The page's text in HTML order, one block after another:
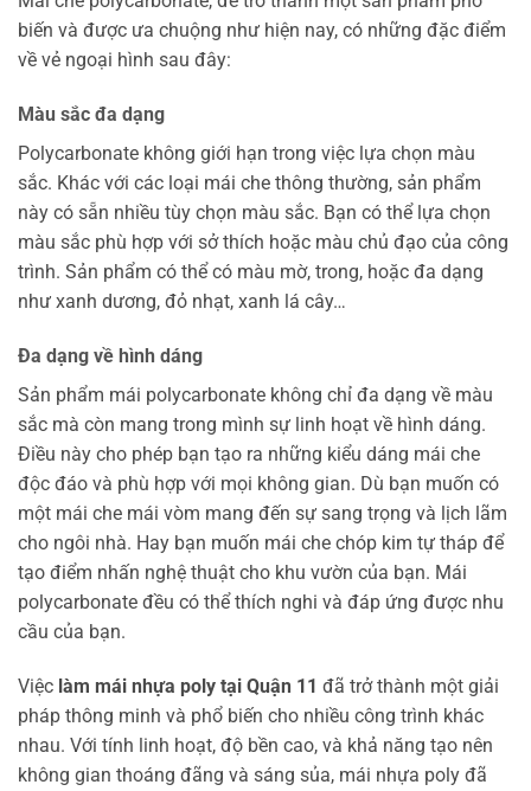
biến và được ưa chuộng như hiện nay, có những đặc điểm
về vẻ ngoại hình sau đây:
Màu sắc đa dạng
Polycarbonate không giới hạn trong việc lựa chọn màu
sắc. Khác với các loại mái che thông thường, sản phẩm
này có sẵn nhiều tùy chọn màu sắc. Bạn có thể lựa chọn
màu sắc phù hợp với sở thích hoặc màu chủ đạo của công
trình. Sản phẩm có thể có màu mờ, trong, hoặc đa dạng
như xanh dương, đỏ nhạt, xanh lá cây…
Đa dạng về hình dáng
Sản phẩm mái polycarbonate không chỉ đa dạng về màu
sắc mà còn mang trong mình sự linh hoạt về hình dáng.
Điều này cho phép bạn tạo ra những kiểu dáng mái che
độc đáo và phù hợp với mọi không gian. Dù bạn muốn có
một mái che mái vòm mang đến sự sang trọng và lịch lãm
cho ngôi nhà. Hay bạn muốn mái che chóp kim tự tháp để
tạo điểm nhấn nghệ thuật cho khu vườn của bạn. Mái
polycarbonate đều có thể thích nghi và đáp ứng được nhu
cầu của bạn.
Việc làm mái nhựa poly tại Quận 11 đã trở thành một giải
pháp thông minh và phổ biến cho nhiều công trình khác
nhau. Với tính linh hoạt, độ bền cao, và khả năng tạo nên
không gian thoáng đãng và sáng sủa, mái nhựa poly đã